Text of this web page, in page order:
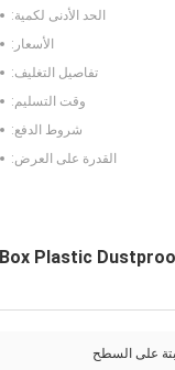
الحد الأدنى لكمية:
الأسعار:
تفاصيل التغليف:
وقت التسليم:
شروط الدفع:
القدرة على العرض:
على السطح